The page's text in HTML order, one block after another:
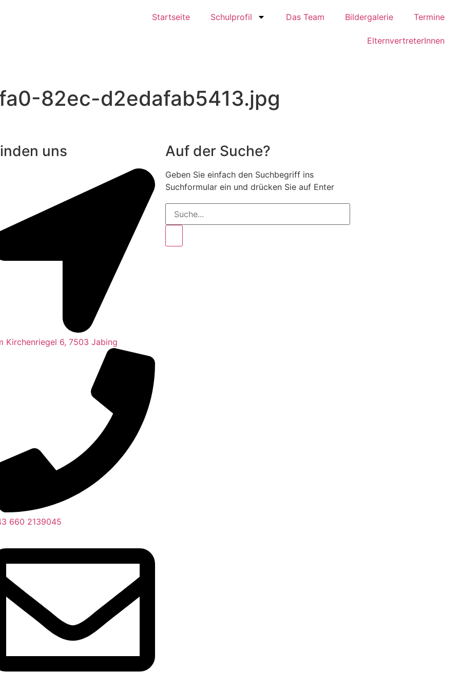
Startseite Schulprofil Das Team Bildergalerie Termine
ElternvertreterInnen
82ec-d2edafab5413.jpg
uns
Kirchenriegel 6, 7503 Jabing
660 2139045
Auf der Suche?
Geben Sie einfach den Suchbegriff ins
Suchformular ein und drücken Sie auf Enter